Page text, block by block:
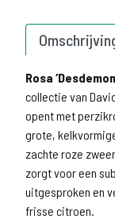
Rosa
collectie van
opent met
grote,
zachte roze
zorgt voor een
uitgesproken en
frisse citroen.